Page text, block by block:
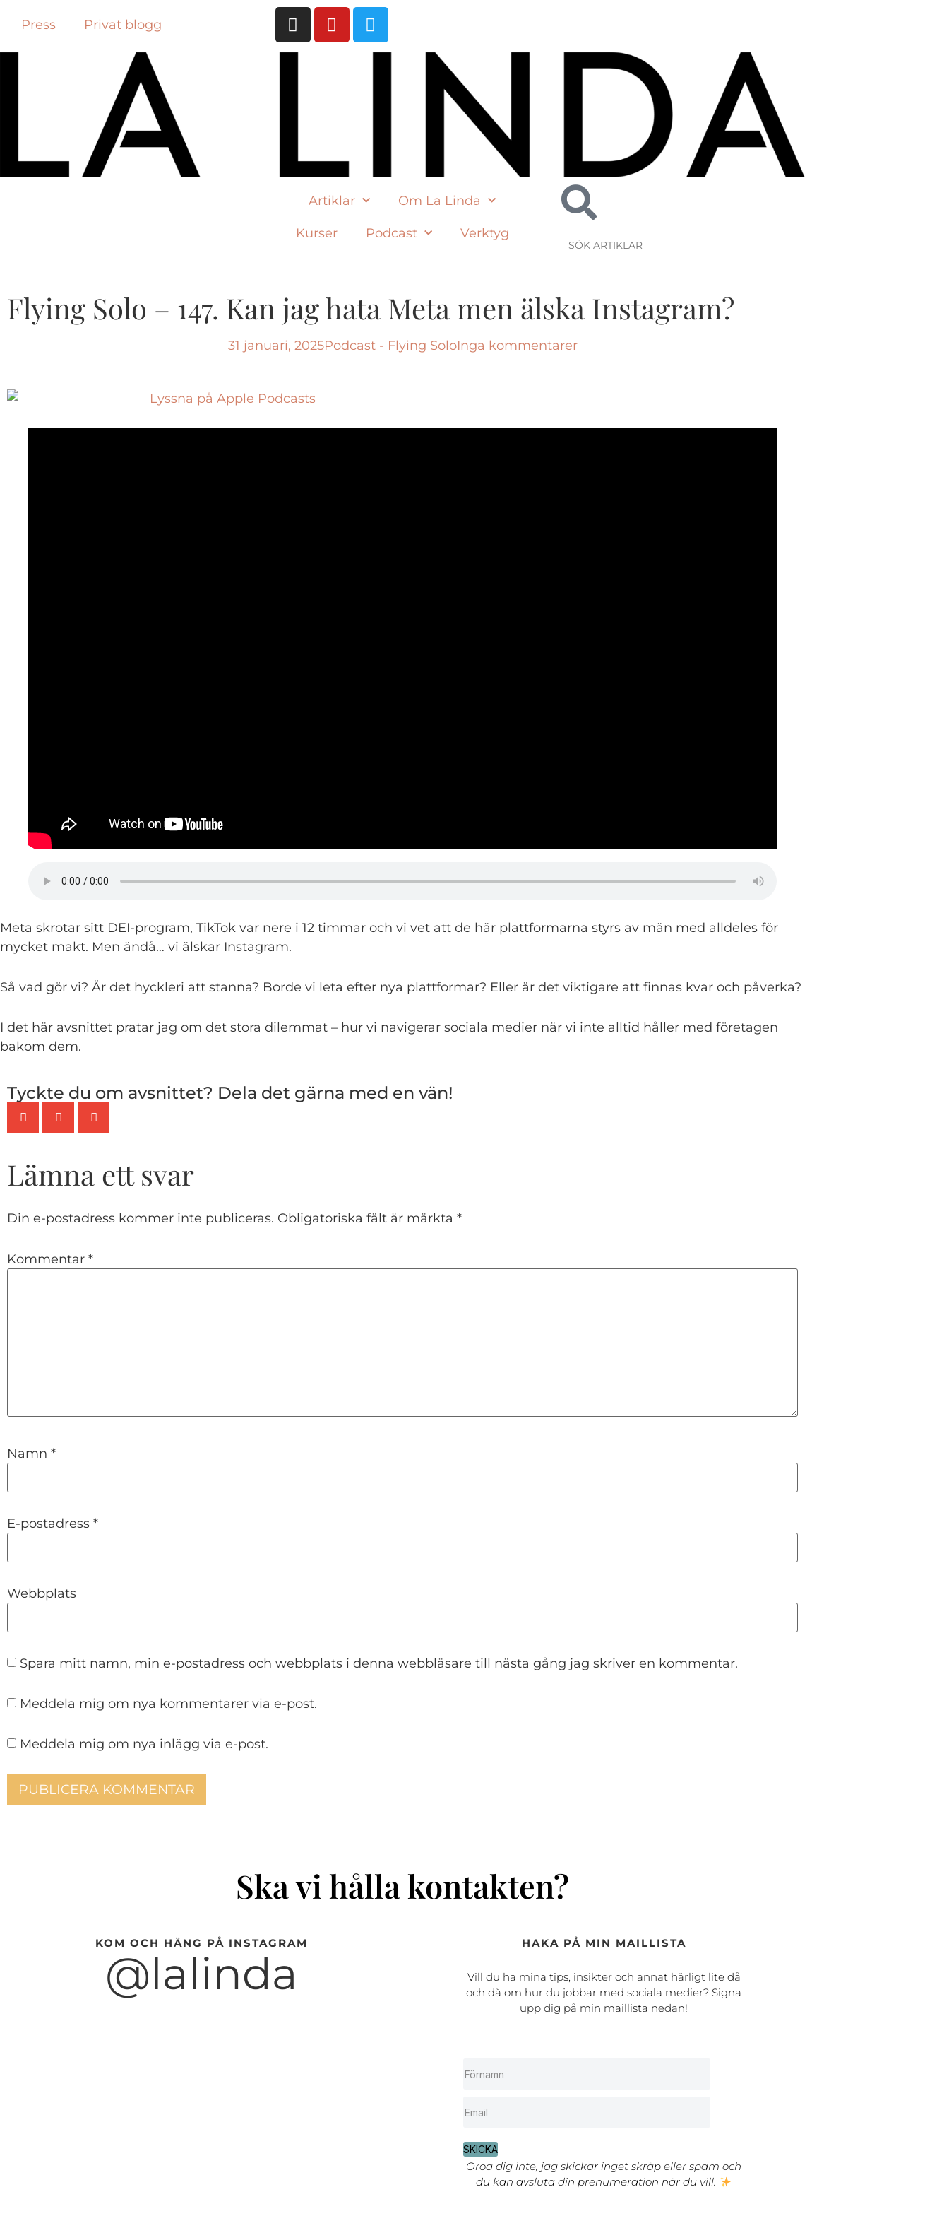
Press Privat blogg
Artiklar Om La Linda
Kurser Podcast Verktyg
Flying Solo – 147. Kan jag hata Meta men älska Instagram?
31 januari, 2025Podcast - Flying SoloInga kommentarer
Meta skrotar sitt DEI-program, TikTok var nere i 12 timmar och vi vet att de här plattformarna styrs av män med alldeles för
mycket makt. Men ändå… vi älskar Instagram.
Så vad gör vi? Är det hyckleri att stanna? Borde vi leta efter nya plattformar? Eller är det viktigare att finnas kvar och påverka?
I det här avsnittet pratar jag om det stora dilemmat – hur vi navigerar sociala medier när vi inte alltid håller med företagen
bakom dem.
Tyckte du om avsnittet? Dela det gärna med en vän!
Lämna ett svar
Din e-postadress kommer inte publiceras. Obligatoriska fält är märkta *
Kommentar *
Namn *
E-postadress *
Webbplats
Spara mitt namn, min e-postadress och webbplats i denna webbläsare till nästa gång jag skriver en kommentar.
Meddela mig om nya kommentarer via e-post.
Meddela mig om nya inlägg via e-post.
Ska vi hålla kontakten?
KOM OCH HÄNG PÅ INSTAGRAM
@lalinda
HAKA PÅ MIN MAILLISTA
Vill du ha mina tips, insikter och annat härligt lite då
och då om hur du jobbar med sociala medier? Signa
upp dig på min maillista nedan!
SKICKA
Oroa dig inte, jag skickar inget skräp eller spam och
du kan avsluta din prenumeration när du vill.